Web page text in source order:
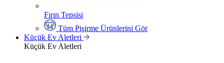
Fırın Tepsisi
Tüm Pişirme Ürünlerini Gör
Küçük Ev Aletleri
Küçük Ev Aletleri